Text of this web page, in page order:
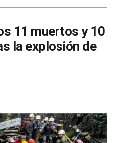
11 muertos y 10
la explosión de